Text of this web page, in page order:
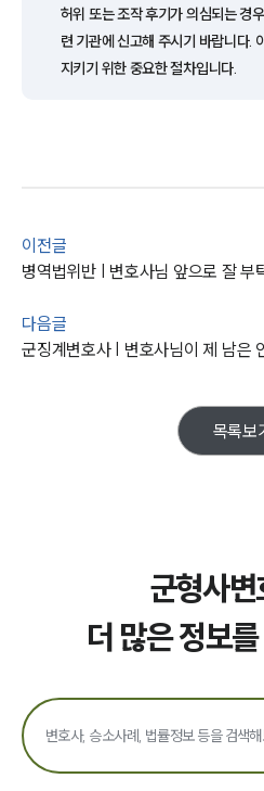
그룹소
그룹
대륜의
글로벌 파트
고객의 소
통합검
주요 업
사례분석/
법률
법률지
업무
국방군사그
허위 또는 조작 후기가 의심되는 경
련 기관에 신고해 주시기 바랍니다.
지키기 위한 중요한 절차입니다.
이전글
병역법위반 | 변호사님 앞으로 잘 부
다음글
군징계변호사 | 변호사님이 제 남은
목록보
군형사
더 많은 정보